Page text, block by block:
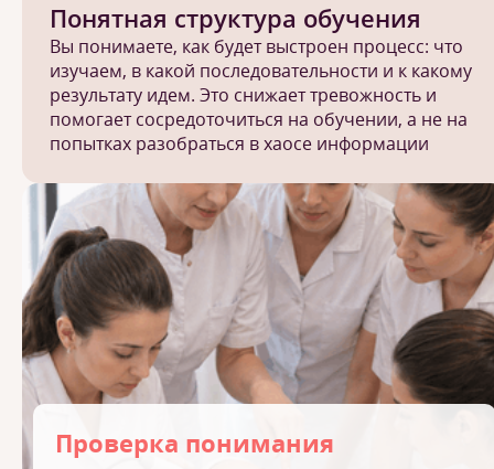
Понятная структура обучения
Вы понимаете, как будет выстроен процесс: что
изучаем, в какой последовательности и к какому
результату идем. Это снижает тревожность и
помогает сосредоточиться на обучении, а не на
попытках разобраться в хаосе информации
Проверка понимания